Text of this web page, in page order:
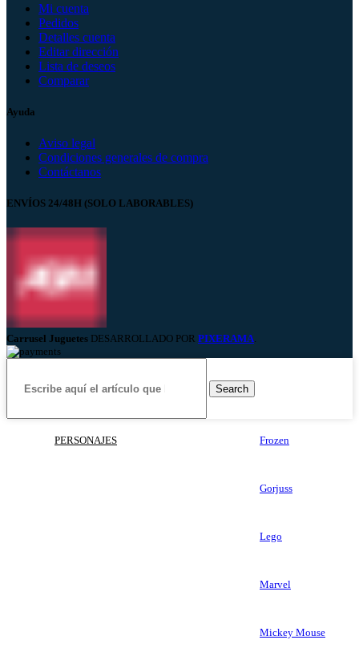
Mi cuenta
Pedidos
Detalles cuenta
Editar dirección
Lista de deseos
Comparar
Ayuda
Aviso legal
Condiciones generales de compra
Contáctanos
ENVÍOS 24/48H (SOLO LABORABLES)
Carrusel Juguetes DESARROLLADO POR PIXERAMA.
Search
PERSONAJES Frozen
Gorjuss
Lego
Marvel
Mickey Mouse